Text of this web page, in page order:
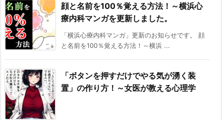
顔と名前を100％覚える方法！～横浜心
療内科マンガを更新しました。
「横浜心療内科マンガ」更新のお知らせです。 顔
と名前を100％覚える方法！～横浜 ...
「ボタンを押すだけでやる気が湧く装
置」の作り方！～女医が教える心理学